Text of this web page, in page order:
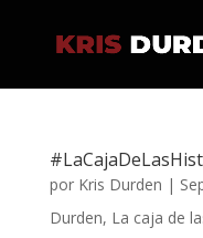
por Kris Durden |
Durden, La caja de